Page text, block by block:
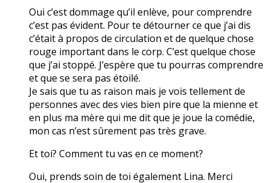
Oui c’est dommage qu’il enlève, pour comprendre
c’est pas évident. Pour te détourner ce que j’ai dis
c’était à propos de circulation et de quelque chose
rouge important dans le corp. C’est quelque chose
que j’ai stoppé. J’espère que tu pourras comprendre
et que se sera pas étoilé.
Je sais que tu as raison mais je vois tellement de
personnes avec des vies bien pire que la mienne et
en plus ma mère qui me dit que je joue la comédie,
mon cas n’est sûrement pas très grave.
Et toi? Comment tu vas en ce moment?
Oui, prends soin de toi également Lina. Merci